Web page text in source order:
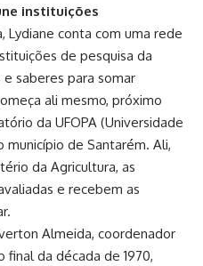
instituições
Lydiane conta com uma rede
de pesquisa da
saberes para somar
ali mesmo, próximo
da UFOPA (Universidade
município de Santarém. Ali,
da Agricultura, as
e recebem as
Almeida, coordenador
final da década de 1970,